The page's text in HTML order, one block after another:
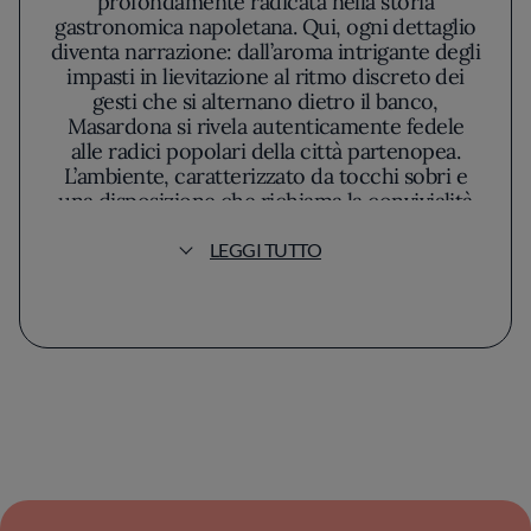
gastronomica napoletana. Qui, ogni dettaglio
diventa narrazione: dall’aroma intrigante degli
impasti in lievitazione al ritmo discreto dei
gesti che si alternano dietro il banco,
Masardona si rivela autenticamente fedele
alle radici popolari della città partenopea.
L’ambiente, caratterizzato da tocchi sobri e
una disposizione che richiama la convivialità
equilibrio studiato tra essenzialità e calore
ogni ricetta.
genuinità e memoria. La lavorazione degli
LEGGI TUTTO